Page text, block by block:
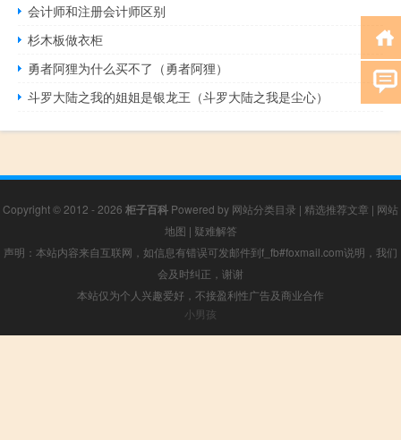
会计师和注册会计师区别
杉木板做衣柜
勇者阿狸为什么买不了（勇者阿狸）
斗罗大陆之我的姐姐是银龙王（斗罗大陆之我是尘心）
Copyright © 2012 - 2026 柜子百科 Powered by 网站分类目录 | 精选推荐文章 | 网站
地图 | 疑难解答
声明：本站内容来自互联网，如信息有错误可发邮件到f_fb#foxmail.com说明，我们
会及时纠正，谢谢
本站仅为个人兴趣爱好，不接盈利性广告及商业合作
小男孩